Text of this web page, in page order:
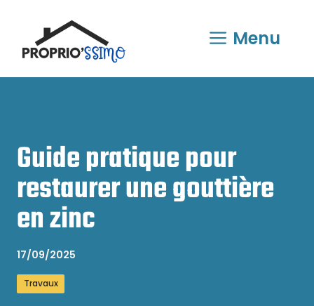
contenu
Menu
Guide pratique pour
restaurer une gouttière
en zinc
17/09/2025
Travaux